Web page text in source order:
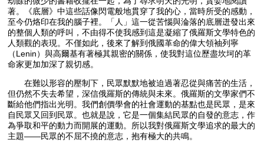
著。《底層》中這些話像閃電般地貫穿了我的心，當時所受的感動，
至今仍烙印在我的腦子裡。「人」這一從苦惱與淪落的底層迸發出來
的整個人類的呼叫，不由得不使我感到這是凝縮了俄羅斯文學特色的
人類觀的表現。不僅如此，後來了解到俄國革命的偉大領袖列寧
（Lenin）與高爾基有著極其親密的關係，使我對這位歷盡坎坷的革
命家更加加深了親切感。
在難以形容的壓制下，民眾默默地被迫過著忍從與痛苦的生活，
但仍然不失去希望，深信俄羅斯的傳統與未來。俄羅斯的文學家們不
斷給他們指出光明。我們創價學會的社會運動的基點也是民眾，是來
自民眾又回到民眾。也就是說，它是一個集結民眾的自發的意志，作
為爭取和平的動力而開展的運動。所以我對俄羅斯文學追求的最大的
主題——民眾的不屈不撓的意志，抱有極大的共鳴。